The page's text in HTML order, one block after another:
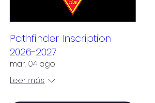
Pathfinder Inscription
2026-2027
mar, 04 ago
Leer más